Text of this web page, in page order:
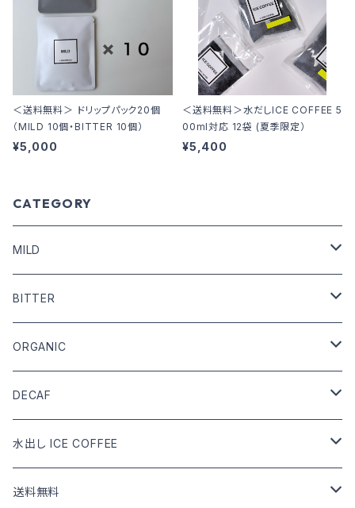
＜送料無料＞ ドリップパック20個
（MILD 10個・BITTER 10個）
¥5,000
＜送料無料＞水だしICE COFFEE 5
00ml対応 12袋 (夏季限定）
¥5,400
CATEGORY
MILD
COFFEE BEANS
DRIP COFFEE
DRIP COFFEE mix
BITTER
COFFEE BEANS
DRIP COFFEE
DRIP COFFEE mix
ORGANIC
COFFEE BEANS
DRIP COFFEE
DRIP COFFEE mix
DECAF
COFFEE BEANS
DRIP COFFEE
水出し ICE COFFEE
カフェインあり
送料無料